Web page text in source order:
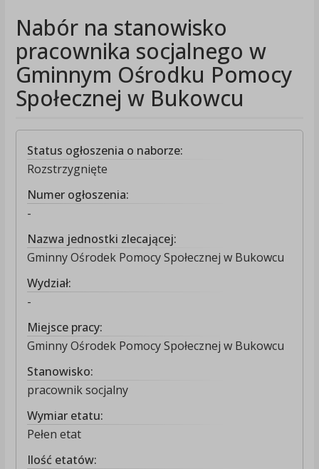
Nabór na stanowisko
pracownika socjalnego w
Gminnym Ośrodku Pomocy
Społecznej w Bukowcu
Status ogłoszenia o naborze:
Rozstrzygnięte
Numer ogłoszenia:
-
Nazwa jednostki zlecającej:
Gminny Ośrodek Pomocy Społecznej w Bukowcu
Wydział:
-
Miejsce pracy:
Gminny Ośrodek Pomocy Społecznej w Bukowcu
Stanowisko:
pracownik socjalny
Wymiar etatu:
Pełen etat
Ilość etatów: